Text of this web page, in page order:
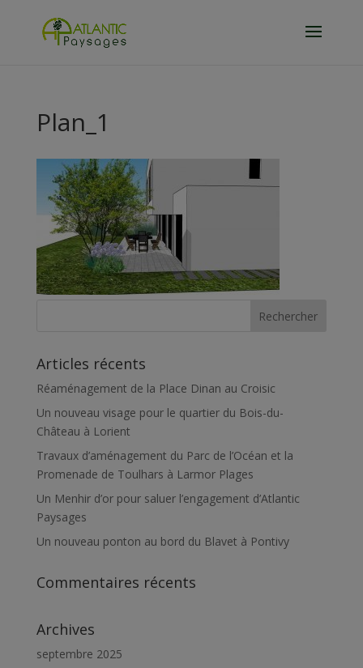
Plan_1
Articles récents
Réaménagement de la Place Dinan au Croisic
Un nouveau visage pour le quartier du Bois-du-
Château à Lorient
Travaux d’aménagement du Parc de l’Océan et la
Promenade de Toulhars à Larmor Plages
Un Menhir d’or pour saluer l’engagement d’Atlantic
Paysages
Un nouveau ponton au bord du Blavet à Pontivy
Commentaires récents
Archives
septembre 2025